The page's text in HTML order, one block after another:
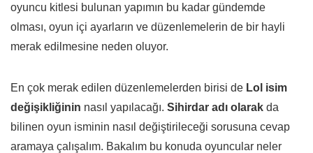
oyuncu kitlesi bulunan yapımın bu kadar gündemde
olması, oyun içi ayarların ve düzenlemelerin de bir hayli
merak edilmesine neden oluyor.
En çok merak edilen düzenlemelerden birisi de Lol isim
değişikliğinin nasıl yapılacağı. Sihirdar adı olarak da
bilinen oyun isminin nasıl değiştirileceği sorusuna cevap
aramaya çalışalım. Bakalım bu konuda oyuncular neler